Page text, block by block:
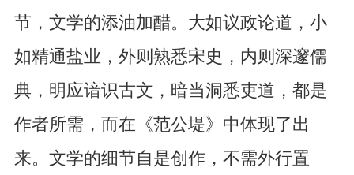
节，文学的添油加醋。大如议政论道，小
如精通盐业，外则熟悉宋史，内则深邃儒
典，明应谙识古文，暗当洞悉吏道，都是
作者所需，而在《范公堤》中体现了出
来。文学的细节自是创作，不需外行置